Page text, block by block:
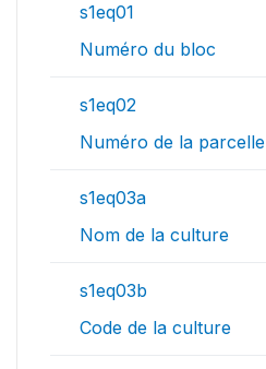
s1eq01
Numéro du bloc
s1eq02
Numéro de la parcelle
s1eq03a
Nom de la culture
s1eq03b
Code de la culture